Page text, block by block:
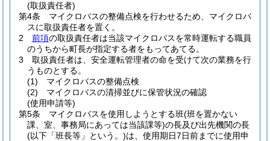
(取扱責任者)
第4条
マイクロバスの整備点検を行わせるため、マイクロバ
スに取扱責任者を置く。
2
前項の取扱責任者は当該マイクロバスを常時運転する職員
のうちから町長が指定する者をもってあてる。
3
取扱責任者は、安全運転管理者の命を受けて次の業務を行
うものとする。
(1)
マイクロバスの整備点検
(2)
マイクロバスの清掃並びに保管状況の確認
(使用申請等)
第5条
マイクロバスを使用しようとする班(班を置かない
課、室、事務局にあっては当該課等)の長及び出先機関の長
(以下「班長等」という。)は、使用期日7日前までに使用申